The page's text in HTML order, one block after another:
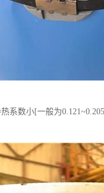
系数小[一般为